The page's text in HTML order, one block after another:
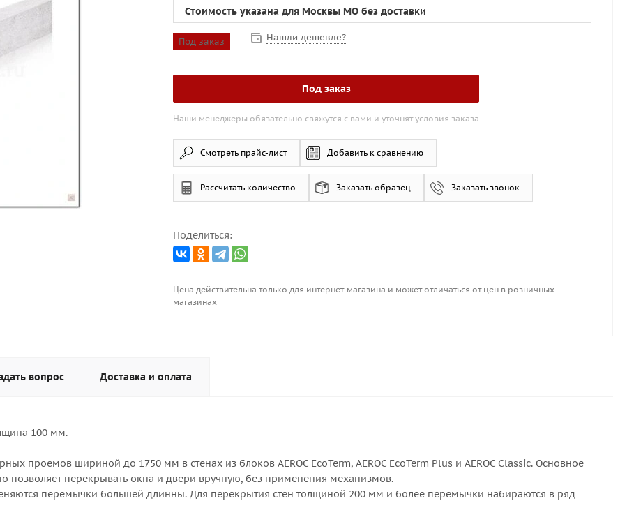
Стоимость указана для Москвы МО без доставки
Под заказ Нашли дешевле?
Под заказ
Наши менеджеры обязательно свяжутся с вами и уточнят условия заказа
Смотреть прайс-лист Добавить к сравнению
Рассчитать количество Заказать образец Заказать звонок
Поделиться:
Цена действительна только для интернет-магазина и может отличаться от цен в розничных
магазинах
вопрос Доставка и оплата
100 мм.
проемов шириной до 1750 мм в стенах из блоков AEROC EcoTerm, AEROC EcoTerm Plus и AEROC Classic. Основное
позволяет перекрывать окна и двери вручную, без применения механизмов.
перемычки большей длинны. Для перекрытия стен толщиной 200 мм и более перемычки набираются в ряд